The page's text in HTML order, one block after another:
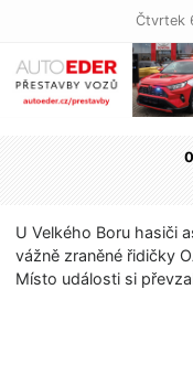
Čtvrtek
U Velkého Boru hasiči
vážně zraněné řidičky
Místo události si